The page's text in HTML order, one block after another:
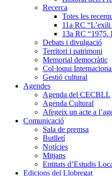
Recerca
Totes les
11a RC
13a RC
Debats i divulgació
Territori i patrimoni
Memorial democràtic
Col·loqui
Gestió cultural
Agendes
Agenda del CECBLL
Agenda Cultural
Afegeix un acte a
Comunicació
Sala de premsa
Butlletí
Notícies
Mitjans
Entitats d’Estudis
Edicions del Llobregat